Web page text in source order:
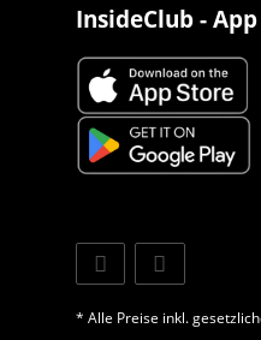
InsideClub - App
* Alle Preise inkl.